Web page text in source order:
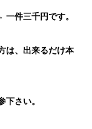
一件三千円です。
は、出来るだけ本
下さい。